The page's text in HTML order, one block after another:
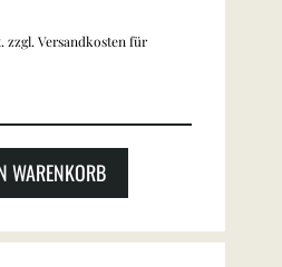
zzgl. Versandkosten für
WARENKORB